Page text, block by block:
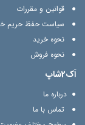
قوانین و مقررات
سیاست حفظ حریم
نحوه خرید
نحوه فروش
اَک2شاپ
درباره ما
تماس با ما